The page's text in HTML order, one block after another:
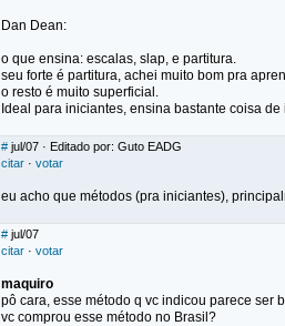
Dan Dean:
o que ensina: escalas, slap, e partitura.
seu forte é partitura, achei muito bom pra
o resto é muito superficial.
Ideal para iniciantes, ensina bastante coisa de
# jul/07 · Editado por: Guto EADG
citar · votar
eu acho que métodos (pra iniciantes),
# jul/07
citar · votar
maquiro
pô cara, esse método q vc indicou parece ser
vc comprou esse método no Brasil?